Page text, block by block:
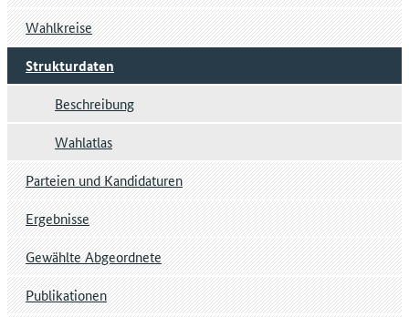
Wahlkreise
Strukturdaten
Beschreibung
Wahlatlas
Parteien und Kandidaturen
Ergebnisse
Gewählte Abgeordnete
Publikationen